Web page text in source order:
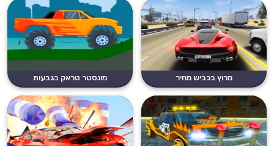
מרוץ בכביש מהיר מונסטר טראק בגבעות